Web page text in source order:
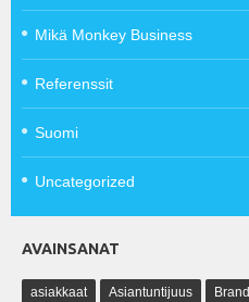
Mikä Monkey Business
Referenssit
Suomi
Uncategorized
AVAINSANAT
asiakkaat Asiantuntijuus Brand